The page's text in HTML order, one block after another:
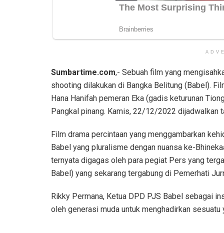
Sumbartime.com,- Sebuah film yang
shooting dilakukan di Bangka Belitung (Babel).
Hana Hanifah pemeran Eka (gadis keturunan
Pangkal pinang. Kamis, 22/12/2022 dijadwalkan
Film drama percintaan yang menggambarkan
Babel yang pluralisme dengan nuansa ke-
ternyata digagas oleh para pegiat Pers yang
Babel) yang sekarang tergabung di Pemerhati
Rikky Permana, Ketua DPD PJS Babel sebagai
oleh generasi muda untuk menghadirkan